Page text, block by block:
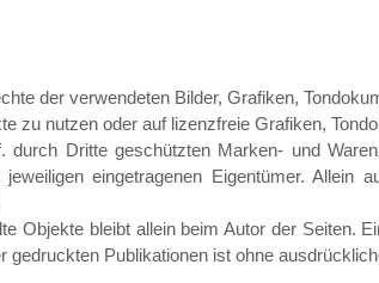
der verwendeten Bilder, Grafiken,
zu nutzen oder auf lizenzfreie Grafiken,
durch Dritte geschützten Marken- und
eingetragenen Eigentümer.
Objekte bleibt allein beim Autor der Seiten.
gedruckten Publikationen ist ohne